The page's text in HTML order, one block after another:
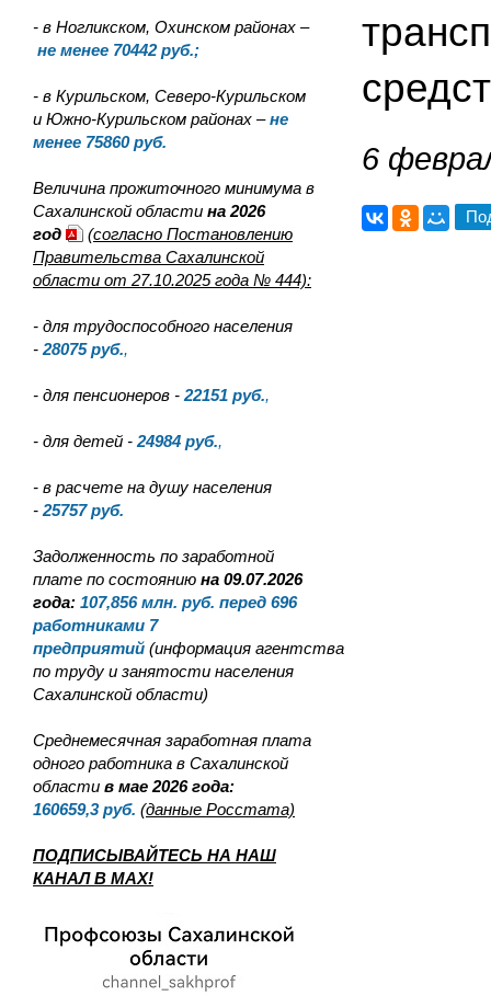
- в Ногликском, Охинском районах –
не менее 70442 руб.;
- в Курильском, Северо-Курильском
и Южно-Курильском районах – не
менее 75860 руб.
Величина прожиточного минимума в
Сахалинской области на 2026
год
(согласно Постановлению
Правительства Сахалинской
области от 27.10.2025 года № 444):
- для трудоспособного населения
- 28075руб.,
- для пенсионеров - 22151 руб.,
- для детей - 24984 руб.,
- в расчете на душу населения
- 25757 руб.
Задолженность по заработной
плате по состоянию на 09.07.2026
года: 107,856 млн. руб. перед 696
работниками 7
предприятий (информация агентства
по труду и занятости населения
Сахалинской области)
Среднемесячная заработная плата
одного работника в Сахалинской
области в мае 2026 года:
160659,3 руб. (данные Росстата)
ПОДПИСЫВАЙТЕСЬ НА НАШ
КАНАЛ В MAX!
6